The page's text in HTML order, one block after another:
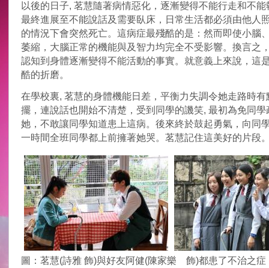
以後的日子, 茗慧隨著病情惡化，逐漸變得不能行走和不能
最終進展至不能說話及需要臥床，日常生活都必須由他人
的情況下會突然死亡。這病症最殘酷的是：然而即使小腦
萎縮，大腦正常的機能與及智力均完全不受影響。換言之
認知到身體逐漸變得不能活動的事實。就意義上來說，這
酷的折磨。
在學校裏, 茗慧的身體機能日差，平衡力失調令她走路時有
擺，連說話也開始不清楚，受到同學的譏笑, 最初為免同學
她，不敢讓同學知道患上這病。後來終於鼓起勇氣，向同
一時間全班同學都上前擁著她哭。茗慧記住這美好的片段
圖：茗慧(詩雅 飾)與好友阿健(陳家樂 飾)都患了不治之症